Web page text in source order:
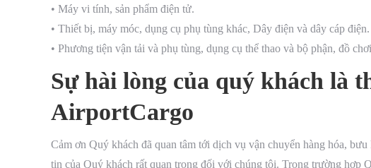
• Máy vi tính, sản phẩm điện tử.
• Thiết bị, máy móc, dụng cụ phụ tùng khác, Dây điện và dây cáp điện.
• Phương tiện vận tải và phụ tùng, dụng cụ thể thao và bộ phận, đồ
Sự hài lòng của quý khách là
AirportCargo
Cảm ơn Quý khách đã quan tâm tới dịch vụ vận chuyển hàng hóa,
tin của Quý khách rất quan trọng đối với chúng tôi. Trong trường hợp